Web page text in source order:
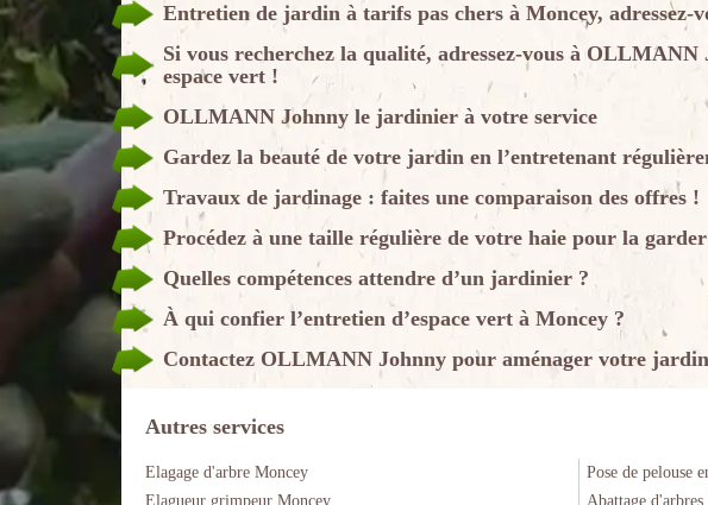
Entretien de jardin à tarifs pas chers à Moncey,
Si vous recherchez la qualité, adressez-vous à
espace vert !
OLLMANN Johnny le jardinier à votre service
Gardez la beauté de votre jardin en l’entretenant
Travaux de jardinage : faites une comparaison des offres !
Procédez à une taille régulière de votre haie pour la
Quelles compétences attendre d’un jardinier ?
À qui confier l’entretien d’espace vert à Moncey ?
Contactez OLLMANN Johnny pour aménager votre jardin
Autres services
Elagage d'arbre Moncey
Elagueur grimpeur Moncey
Pose de pelouse
Abattage